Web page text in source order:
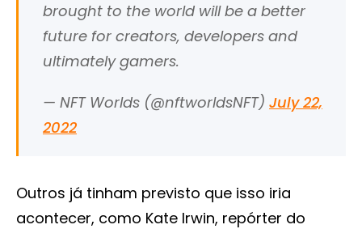
brought to the world will be a better
future for creators, developers and
ultimately gamers.
— NFT Worlds (@nftworldsNFT) July 22,
2022
Outros já tinham previsto que isso iria
acontecer, como Kate Irwin, repórter do